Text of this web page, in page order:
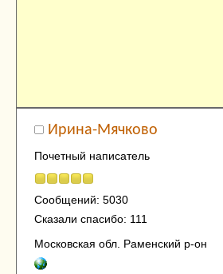
Ирина-Мячково
Почетный написатель
Сообщений: 5030
Сказали спасибо: 111
Московская обл. Раменский р-он